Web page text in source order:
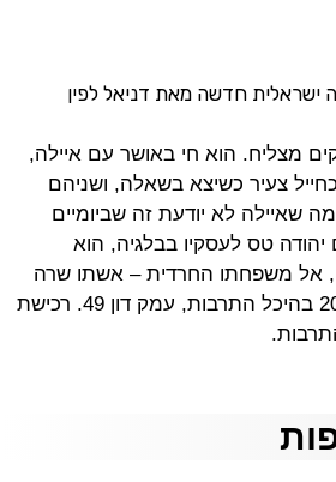
ישראלית חדשה מאת דניאל לפין
מצליח. הוא חי באושר עם איילה,
צעיר כשיצא בשאלה, ושניהם
שאיילה לא יודעת זה שביומיים
טס לעסקיו בבלגיה, הוא
אל משפחתו החרדית – אשתו שרה
ו-6 ילדיהם. בשעה 20:30 בהיכל התרבות, עמק דון 49. רכישת